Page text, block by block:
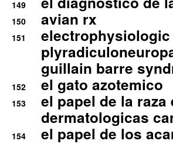
149
150 avian rx
151
guillain barre
152 el gato azotemico
153
el papel de la
dermatologicas
154
el papel de los